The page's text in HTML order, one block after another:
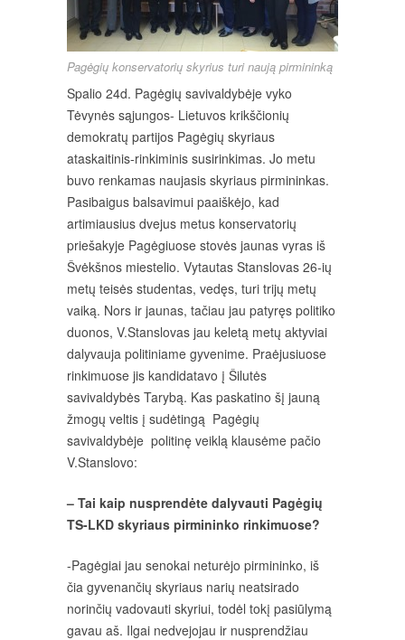
Pagėgių konservatorių skyrius turi naują pirmininką
Spalio 24d. Pagėgių savivaldybėje vyko
Tėvynės sąjungos- Lietuvos krikščionių
demokratų partijos Pagėgių skyriaus
ataskaitinis-rinkiminis susirinkimas. Jo metu
buvo renkamas naujasis skyriaus pirmininkas.
Pasibaigus balsavimui paaiškėjo, kad
artimiausius dvejus metus konservatorių
priešakyje Pagėgiuose stovės jaunas vyras iš
Švėkšnos miestelio. Vytautas Stanslovas 26-ių
metų teisės studentas, vedęs, turi trijų metų
vaiką. Nors ir jaunas, tačiau jau patyręs politiko
duonos, V.Stanslovas jau keletą metų aktyviai
dalyvauja politiniame gyvenime. Praėjusiuose
rinkimuose jis kandidatavo į Šilutės
savivaldybės Tarybą. Kas paskatino šį jauną
žmogų veltis į sudėtingą Pagėgių
savivaldybėje politinę veiklą klausėme pačio
V.Stanslovo:
– Tai kaip nusprendėte dalyvauti Pagėgių
TS-LKD skyriaus pirmininko rinkimuose?
-Pagėgiai jau senokai neturėjo pirmininko, iš
čia gyvenančių skyriaus narių neatsirado
norinčių vadovauti skyriui, todėl tokį pasiūlymą
gavau aš. Ilgai nedvejojau ir nusprendžiau